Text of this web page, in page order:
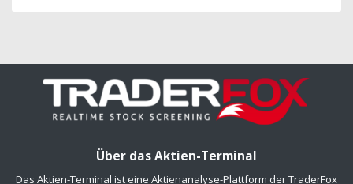
Über das Aktien-Terminal
Das Aktien-Terminal ist eine Aktienanalyse-Plattform der TraderFox